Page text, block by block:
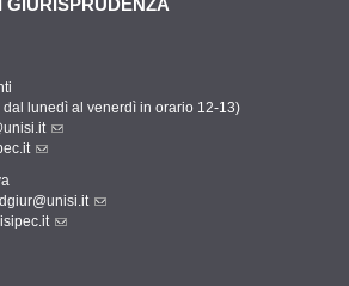
GIURISPRUDENZA
lunedì al venerdì in orario 12-13)